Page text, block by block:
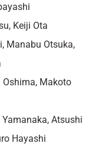
Keiji Ota
Manabu Otsuka,
Oshima, Makoto
Atsushi
Hayashi